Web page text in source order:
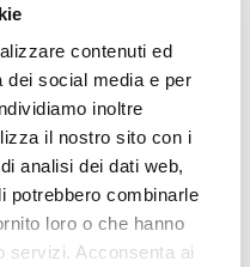
contenuti ed
dei social media e per
inoltre
il nostro sito con i
analisi dei dati web,
potrebbero combinarle
loro o che hanno
servizi. Acconsenta ai